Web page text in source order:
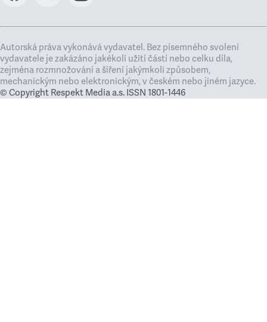
Autorská práva vykonává vydavatel. Bez písemného svolení
vydavatele je zakázáno jakékoli užití částí nebo celku díla,
zejména rozmnožování a šíření jakýmkoli způsobem,
mechanickým nebo elektronickým, v českém nebo jiném jazyce.
© Copyright Respekt Media a.s. ISSN 1801-1446